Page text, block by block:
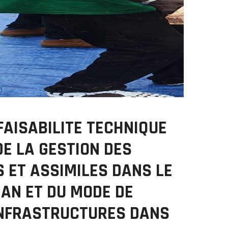
TECHNIQUE
LA GESTION DES
ET ASSIMILES DANS LE
ET DU MODE DE
DANS